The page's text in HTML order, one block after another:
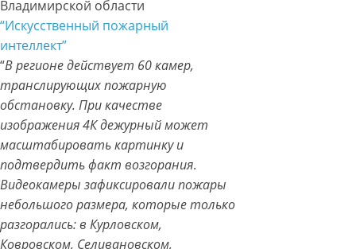
Владимирской области
“Искусственный пожарный
интеллект”
“В регионе действует 60 камер,
транслирующих пожарную
обстановку. При качестве
изображения 4К дежурный может
масштабировать картинку и
подтвердить факт возгорания.
Видеокамеры зафиксировали пожары
небольшого размера, которые только
разгорались: в Курловском,
Ковровском, Селивановском,